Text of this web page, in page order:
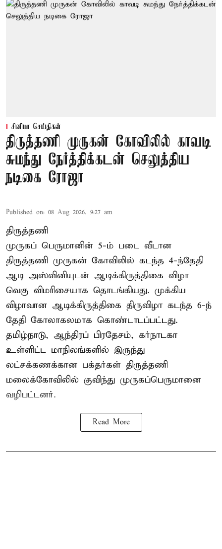
சினிமா செய்திகள்
திருத்தணி முருகன் கோவிலில் காவடி
சுமந்து நேர்த்திக்கடன் செலுத்திய
நடிகை ரோஜா
Published on: 08 Aug 2026, 9:27 am
திருத்தணி
முருகப் பெருமானின் 5-ம் படை வீடான
திருத்தணி முருகன் கோவிலில் கடந்த 4-ந்தேதி
ஆடி அஸ்வினியுடன் ஆடிக்கிருத்திகை விழா
வெகு விமரிசையாக தொடங்கியது. முக்கிய
விழாவான ஆடிக்கிருத்திகை திருவிழா கடந்த 6-ந்
தேதி கோலாகலமாக கொண்டாடப்பட்டது.
தமிழ்நாடு, ஆந்திரப் பிரதேசம், கர்நாடகா
உள்ளிட்ட மாநிலங்களில் இருந்து
லட்சக்கணக்கான பக்தர்கள் திருத்தணி
மலைக்கோவிலில் குவிந்து முருகப்பெருமானை
வழிபட்டனர்.
Read More